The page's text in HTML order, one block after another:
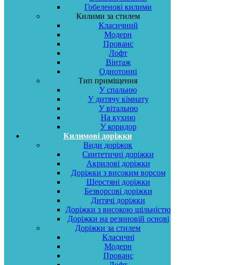
Гобеленові килими
Килими за стилем
Класичний
Модерн
Прованс
Лофт
Вінтаж
Однотонні
Тип приміщення
У спальню
У дитячу кімнату
У вітальню
На кухню
У коридор
Килимові доріжки
Види доріжок
Синтетичні доріжки
Акрилові доріжки
Доріжки з високим ворсом
Шерстяні доріжки
Безворсові доріжки
Дитячі доріжки
Доріжки з високою щільністю
Доріжки на резиновій основі
Доріжки за стилем
Класичні
Модерн
Прованс